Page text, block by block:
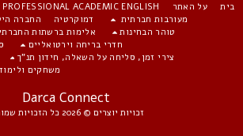
Darca Connect
זכויות יוצרים © 2026 כל הזכויות שמורות
על האתר PROFESSIONAL ACADEMIC ENGLISH
מעורבות חברתית
דמוקרטיה החברה
טוהר הבחינות
אלימות ברשתות החברתיות
חדרי בריחה וירטואליים
צירי זמן, סליחה על השאלה, חידון תנ"ך
משחקים